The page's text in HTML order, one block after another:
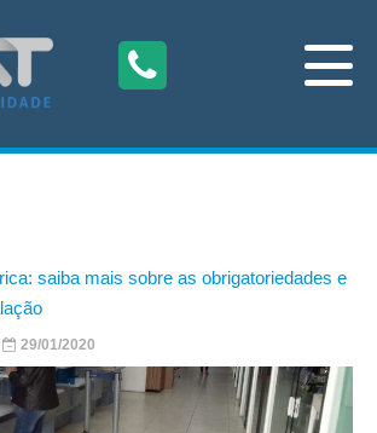
saiba mais sobre as obrigatoriedades e
29/01/2020